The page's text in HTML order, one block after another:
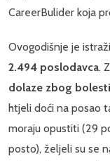
CareerBulider koja
Ovogodišnje je
2.494 poslodavca.
dolaze zbog bolesti
htjeli doći na posao
moraju opustiti (29
posto), željeli su se